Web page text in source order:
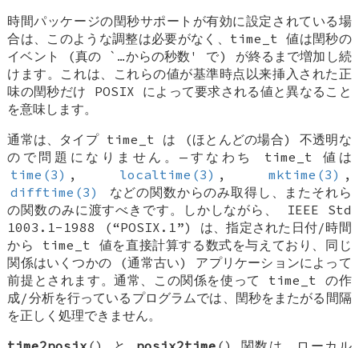
時間パッケージの閏秒サポートが有効に設定されている場
合は、このような調整は必要がなく、time_t 値は閏秒の
イベント (真の `…からの秒数' で) が終るまで増加し続
けます。これは、これらの値が基準時点以来挿入された正
味の閏秒だけ POSIX によって要求される値と異なること
を意味します。
通常は、タイプ time_t は (ほとんどの場合) 不透明な
ので問題になりません。—すなわち time_t 値は
time(3) , localtime(3) , mktime(3) ,
difftime(3)
などの関数からのみ取得し、またそれら
の関数のみに渡すべきです。しかしながら、 IEEE Std
1003.1-1988 (“POSIX.1”) は、指定された日付/時間
から time_t 値を直接計算する数式を与えており、同じ
関係はいくつかの (通常古い) アプリケーションによって
前提とされます。通常、この関係を使って time_t の作
成/分析を行っているプログラムでは、閏秒をまたがる間隔
を正しく処理できません。